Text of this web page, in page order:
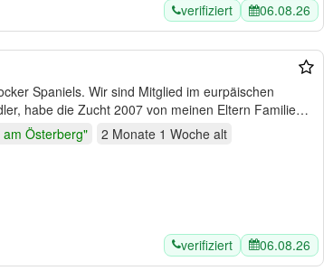
verifiziert 06.08.26
Spaniels. Wir sind Mitglied im eurpäischen
habe die Zucht 2007 von meinen Eltern Familie
Österberg" 2 Monate 1 Woche alt
verifiziert 06.08.26